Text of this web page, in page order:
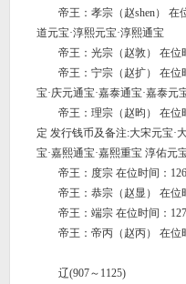
帝王：孝宗（赵shen） 在位
道元宝·淳熙元宝·淳熙通宝
帝王：光宗（赵敦） 在位时
帝王：宁宗（赵扩） 在位时
宝·庆元通宝·嘉泰通宝·嘉泰元
帝王：理宗（赵昀） 在位时
定 发行钱币及备注:大宋元宝·
宝·嘉熙通宝·嘉熙重宝 淳佑元
帝王：度宗 在位时间：
帝王：恭宗（赵显） 在位
帝王：端宗 在位时间：
帝王：帝丙（赵丙） 在位时
辽(907～1125)